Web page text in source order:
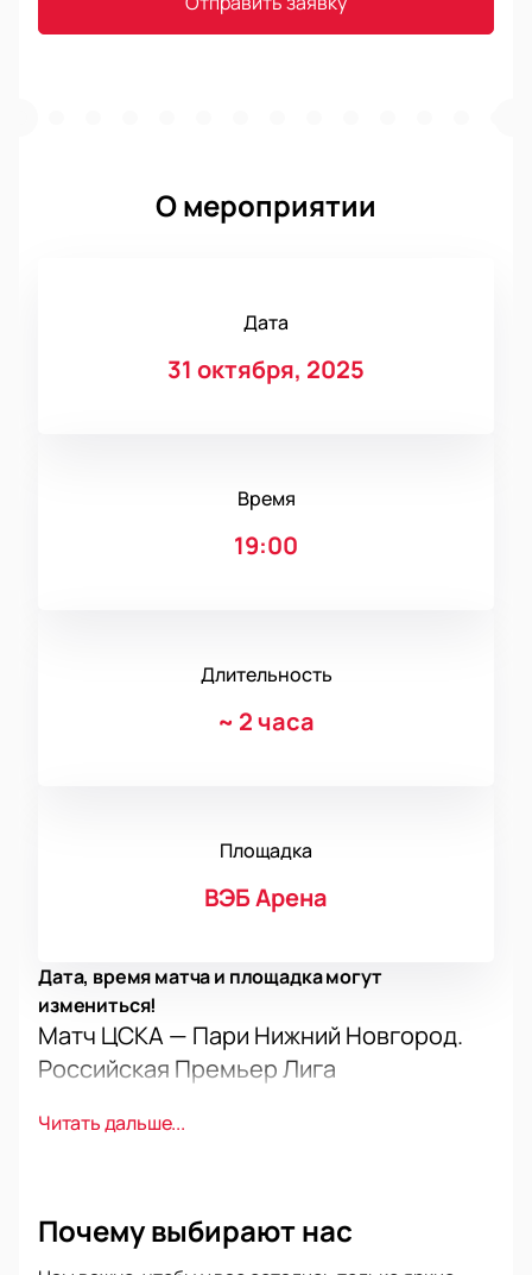
О мероприятии
Дата
31 октября, 2025
Время
19:00
Длительность
~ 2 часа
Площадка
ВЭБ Арена
Дата, время матча и площадка могут
измениться!
Матч ЦСКА — Пари Нижний Новгород.
Российская Премьер Лига
Премьер Лиги. Клубы покажут зрелищную игру.
Дата и место игры
Матч пройдет в Москве. Адрес: 3-я Песчаная
Читать дальше...
Почему выбирают нас